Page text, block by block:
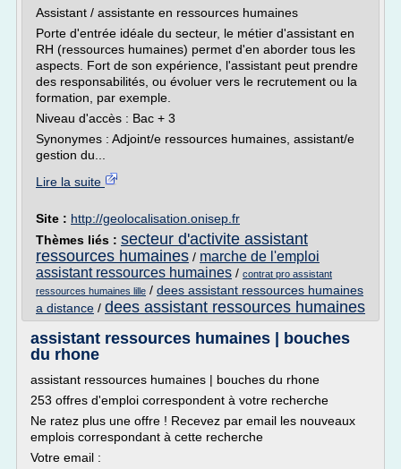
Assistant / assistante en ressources humaines
Porte d'entrée idéale du secteur, le métier d'assistant en
RH (ressources humaines) permet d'en aborder tous les
aspects. Fort de son expérience, l'assistant peut prendre
des responsabilités, ou évoluer vers le recrutement ou la
formation, par exemple.
Niveau d'accès : Bac + 3
Synonymes : Adjoint/e ressources humaines, assistant/e
gestion du...
Lire la suite
Site : http://geolocalisation.onisep.fr
Thèmes liés : secteur d'activite assistant
ressources humaines / marche de l'emploi
assistant ressources humaines / contrat pro assistant
ressources humaines lille / dees assistant ressources humaines
a distance / dees assistant ressources humaines
assistant ressources humaines | bouches
du rhone
assistant ressources humaines | bouches du rhone
253 offres d'emploi correspondent à votre recherche
Ne ratez plus une offre ! Recevez par email les nouveaux
emplois correspondant à cette recherche
Votre email :